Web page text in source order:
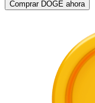
Comprar DOGE ahora